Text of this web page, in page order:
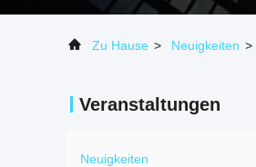
Zu Hause > Neuigkeiten >
Veranstaltungen
Neuigkeiten